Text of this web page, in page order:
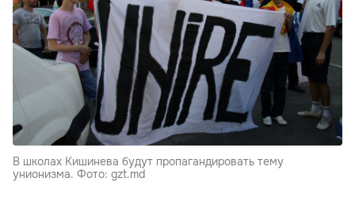
В школах Кишинева будут пропагандировать тему
унионизма. Фото: gzt.md